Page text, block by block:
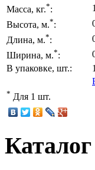
Масса, кг.*:
Высота, м.*:
Длина, м.*:
Ширина, м.*:
В упаковке, шт.:
1
* Для 1 шт.